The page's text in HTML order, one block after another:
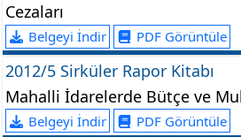
Cezaları
Belgeyi İndir PDF Görüntüle
2012/5 Sirküler Rapor Kitabı
Mahalli İdarelerde Bütçe ve
Belgeyi İndir PDF Görüntüle